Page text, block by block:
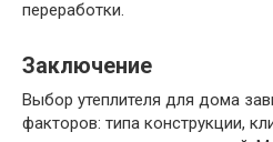
переработки.
Заключение
Выбор утеплителя для дома
факторов: типа конструкции,